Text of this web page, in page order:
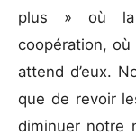
plus » où la
coopération, où
attend d’eux.
que de revoir
diminuer notre